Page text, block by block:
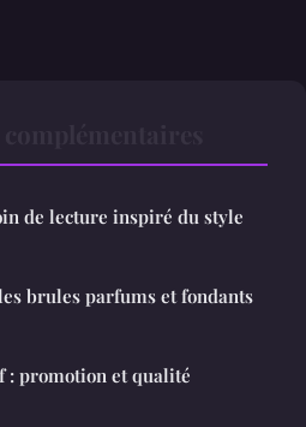
de lecture inspiré du style
brules parfums et fondants
: promotion et qualité